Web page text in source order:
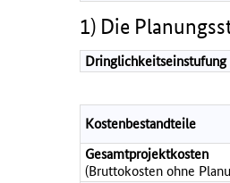
1) Die
Dringlichkeitseinstufung
Kostenbestandteile
Gesamtprojektkosten
(Bruttokosten ohne